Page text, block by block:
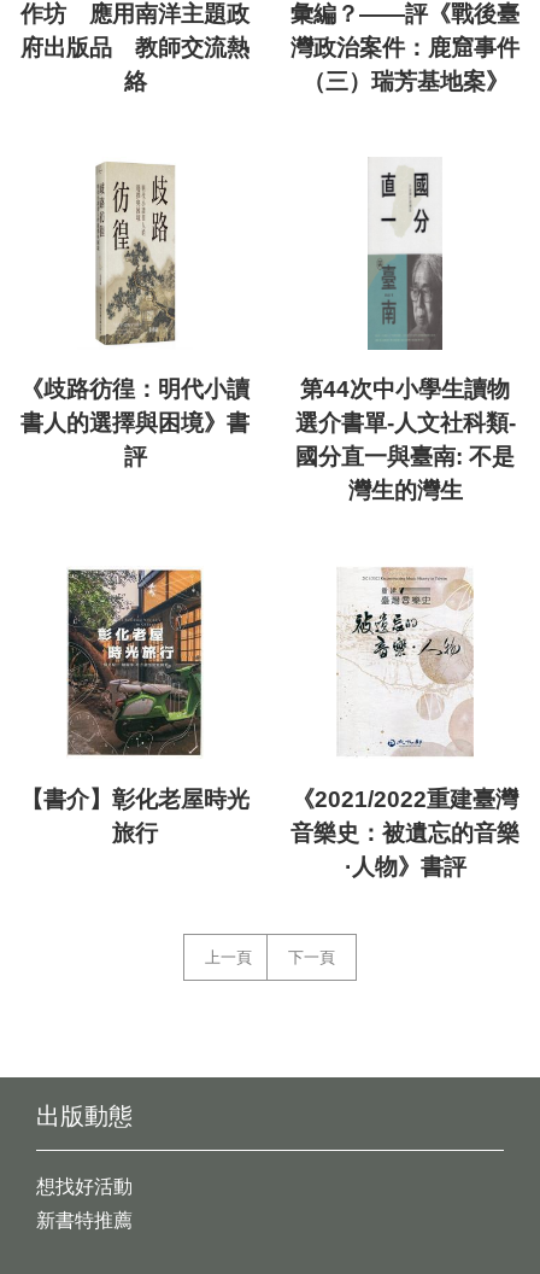
作坊 應用南洋主題政
府出版品 教師交流熱
絡
彙編？——評《戰後臺
灣政治案件：鹿窟事件
（三）瑞芳基地案》
《歧路彷徨：明代小讀
書人的選擇與困境》書
評
第44次中小學生讀物
選介書單-人文社科類-
國分直一與臺南: 不是
灣生的灣生
【書介】彰化老屋時光
旅行
《2021/2022重建臺灣
音樂史：被遺忘的音樂
·人物》書評
上一頁 下一頁
出版動態
想找好活動
新書特推薦